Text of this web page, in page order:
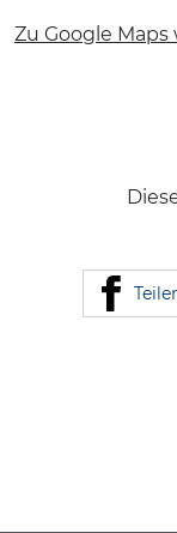
Zu Google Maps